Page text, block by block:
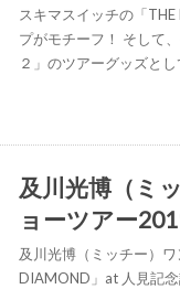
スキマスイッチの「
プがモチーフ！ そして
２」のツアーグッズと
及川光博（ミ
ョーツアー
及川光博（ミッチー）
DIAMOND」at 人見記念